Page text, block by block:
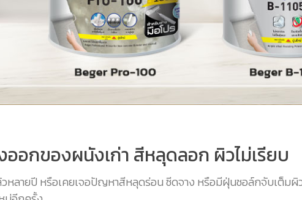
ออกของผนังเก่า สีหลุดลอก ผิวไม่เรียบ
หลายปี หรือเคยเจอปัญหาสีหลุดร่อน ซีดจาง หรือมีฝุ่นชอล์กจับเต็